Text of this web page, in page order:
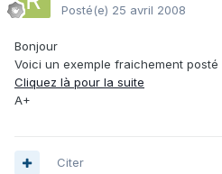
Posté(e) 25 avril 2008
Bonjour
Voici un exemple fraichement posté
Cliquez là pour la suite
A+
Citer